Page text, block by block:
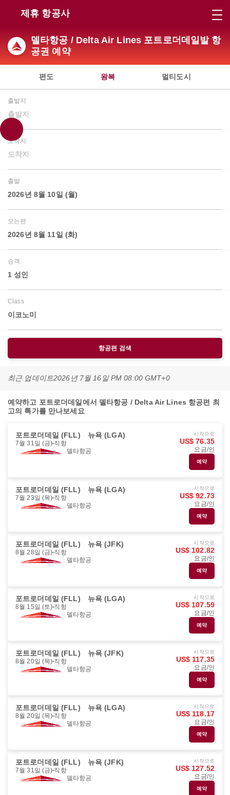
제휴 항공사
델타항공 / Delta Air Lines 포트로더데일발 항
공권 예약
편도 왕복 멀티도시
출발지
출발지
도착지
도착지
출발
2026년 8월 10일 (월)
오는편
2026년 8월 11일 (화)
승객
1 성인
Class
이코노미
항공편 검색
최근 업데이트2026년 7월 16일 PM 08:00 GMT+0
예약하고 포트로더데일에서 델타항공 / Delta Air Lines 항공편 최
고의 특가를 만나보세요
포트로더데일 (FLL) 뉴욕 (LGA)
7월 31일 (금) 직항
델타항공
시작으로
US$ 76.35
요금/인
예약
포트로더데일 (FLL) 뉴욕 (LGA)
7월 23일 (목) 직항
델타항공
시작으로
US$ 92.73
요금/인
예약
포트로더데일 (FLL) 뉴욕 (JFK)
8월 28일 (금) 직항
델타항공
시작으로
US$ 102.82
요금/인
예약
포트로더데일 (FLL) 뉴욕 (LGA)
8월 15일 (토) 직항
델타항공
시작으로
US$ 107.59
요금/인
예약
포트로더데일 (FLL) 뉴욕 (JFK)
8월 20일 (목) 직항
델타항공
시작으로
US$ 117.35
요금/인
예약
포트로더데일 (FLL) 뉴욕 (LGA)
8월 20일 (목) 직항
델타항공
시작으로
US$ 118.17
요금/인
예약
포트로더데일 (FLL) 뉴욕 (JFK)
7월 31일 (금) 직항
델타항공
시작으로
US$ 127.52
요금/인
예약